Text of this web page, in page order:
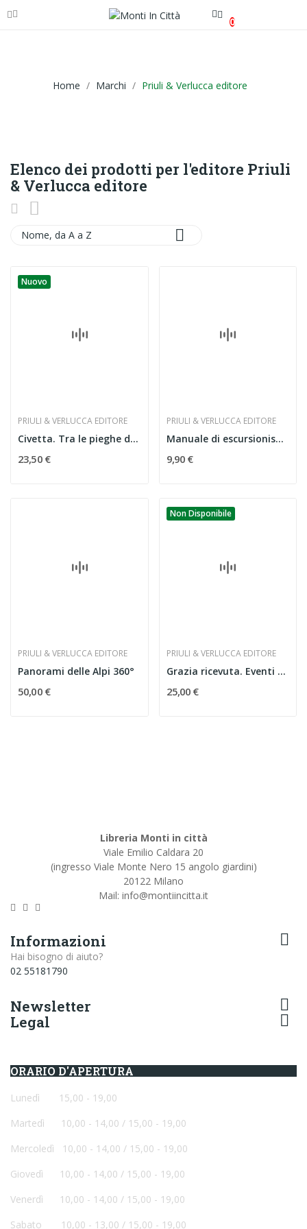
0
Home Marchi Priuli & Verlucca editore
Elenco dei prodotti per l'editore Priuli
& Verlucca editore
Nome, da A a Z 
Nuovo
PRIULI & VERLUCCA EDITORE
Civetta. Tra le pieghe della parete
23,50 €
PRIULI & VERLUCCA EDITORE
Manuale di escursionismo
9,90 €
PRIULI & VERLUCCA EDITORE
Panorami delle Alpi 360°
50,00 €
Non Disponibile
PRIULI & VERLUCCA EDITORE
Grazia ricevuta. Eventi storici e popolari...
25,00 €
Libreria Monti in città
Viale Emilio Caldara 20
(ingresso Viale Monte Nero 15 angolo giardini)
20122 Milano
Mail: info@montiincitta.it
Informazioni 
Hai bisogno di aiuto?
02 55181790
Newsletter 
Legal 
ORARIO D'APERTURA
Lunedì 15,00 - 19,00
Martedì 10,00 - 14,00 / 15,00 - 19,00
Mercoledì
10,00 - 14,00 / 15,00 - 19,00
Giovedì
10,00 - 14,00 / 15,00 - 19,00
Venerdì
10,00 - 14,00 / 15,00 - 19,00
Sabato
10,00 - 13,00 / 15,00 - 19,00